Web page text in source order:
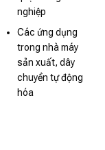
nghiệp
Các ứng dụng
trong nhà máy
sản xuất, dây
chuyền tự động
hóa